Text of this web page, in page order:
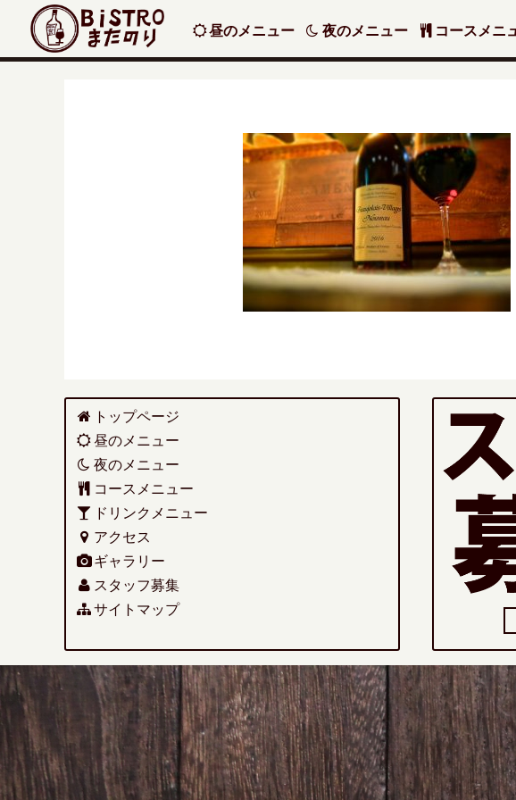
コースメニ
夜のメニュー
昼のメニュー
トップページ
昼のメニュー
夜のメニュー
コースメニュー
ドリンクメニュー
アクセス
ギャラリー
スタッフ募集
サイトマップ